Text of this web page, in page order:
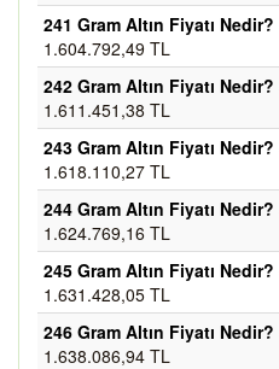
241 Gram Altın Fiyatı Nedir?
1.604.792,49 TL
242 Gram Altın Fiyatı Nedir?
1.611.451,38 TL
243 Gram Altın Fiyatı Nedir?
1.618.110,27 TL
244 Gram Altın Fiyatı Nedir?
1.624.769,16 TL
245 Gram Altın Fiyatı Nedir?
1.631.428,05 TL
246 Gram Altın Fiyatı Nedir?
1.638.086,94 TL